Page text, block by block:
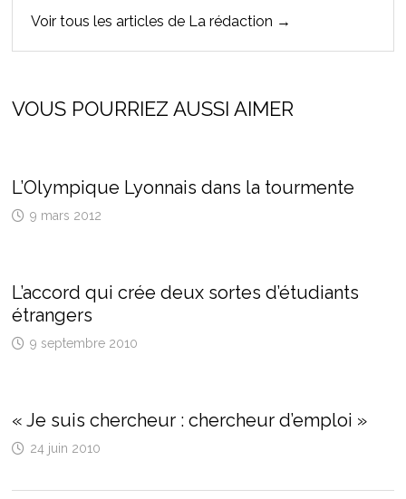
Voir tous les articles de La rédaction →
VOUS POURRIEZ AUSSI AIMER
L’Olympique Lyonnais dans la tourmente
9 mars 2012
L’accord qui crée deux sortes d’étudiants
étrangers
9 septembre 2010
« Je suis chercheur : chercheur d’emploi »
24 juin 2010